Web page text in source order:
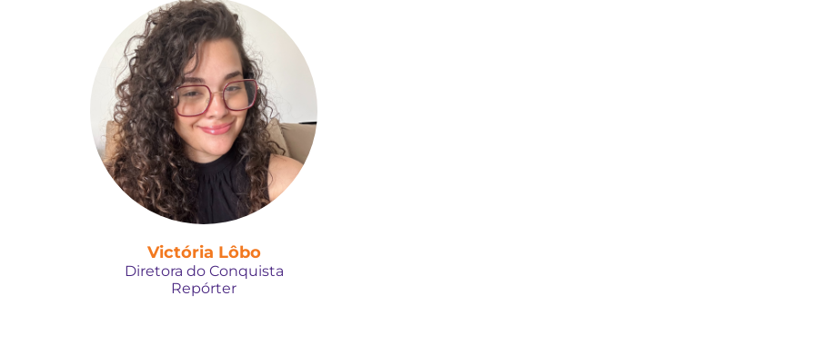
Victória Lôbo
Diretora do Conquista
Repórter